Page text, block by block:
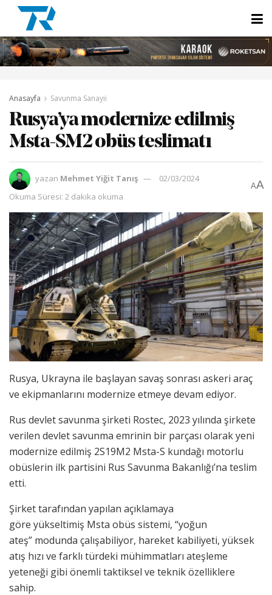
Anasayfa Savunma Sanayii
Rusya’ya modernize edilmiş
Msta-SM2 obüs teslimatı
yazan Mehmet Yiğit Tanış
02/03/2024
Okuma Süresi: 2 dakika okuma
AA
Rusya, Ukrayna ile başlayan savaş sonrası askeri araç
ve ekipmanlarını modernize etmeye devam ediyor.
Rus devlet savunma şirketi Rostec, 2023 yılında şirkete
verilen devlet savunma emrinin bir parçası olarak yeni
modernize edilmiş 2S19M2 Msta-S kundağı motorlu
obüslerin ilk partisini Rus Savunma Bakanlığı’na teslim
etti.
Şirket tarafından yapılan açıklamaya
göre yükseltimiş Msta obüs sistemi, “yoğun
ateş” modunda çalışabiliyor, hareket kabiliyeti, yüksek
atış hızı ve farklı türdeki mühimmatları ateşleme
yeteneği gibi önemli taktiksel ve teknik özelliklere
sahip.